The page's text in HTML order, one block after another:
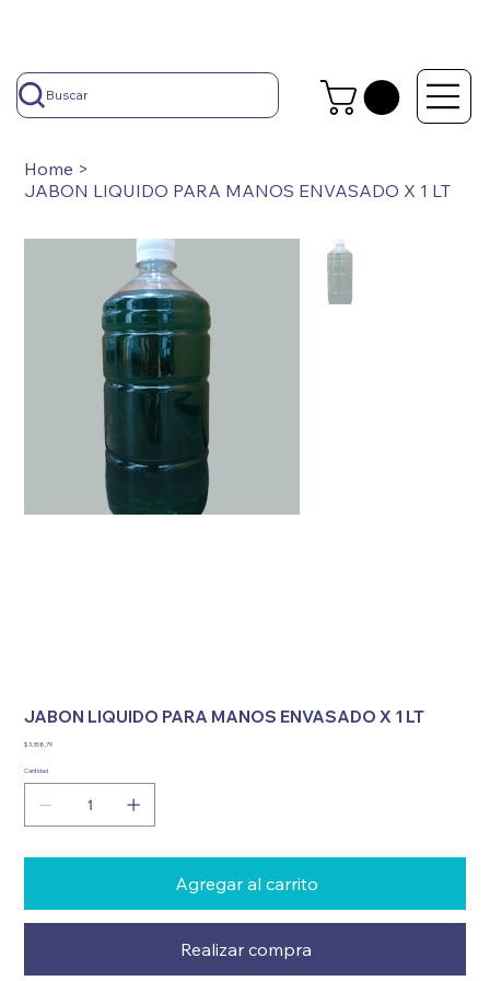
Buscar
Home >
JABON LIQUIDO PARA MANOS ENVASADO X 1 LT
JABON LIQUIDO PARA MANOS ENVASADO X 1 LT
Precio
$ 3.358,79
Cantidad
Agregar al carrito
Realizar compra